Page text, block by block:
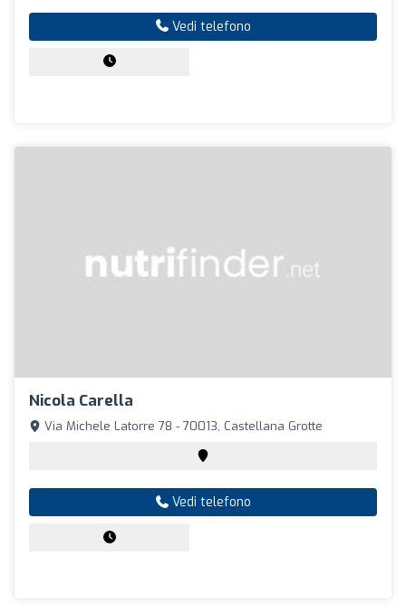
Vedi telefono
Nicola Carella
Via Michele Latorre 78 - 70013, Castellana Grotte
Vedi telefono